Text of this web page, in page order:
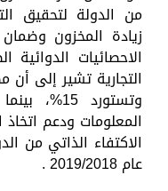
من الدولة لتحقيق
زيادة المخزون
الاحصائيات
وتستورد
المعلومات ودعم
عام 2019/2018 .